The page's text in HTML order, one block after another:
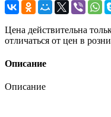
Цена действительна
отличаться от цен в
Описание
Описание